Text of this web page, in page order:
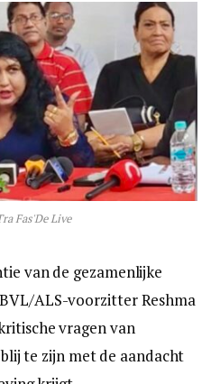
Fas'De Live
van de gezamenlijke
ALS-voorzitter Reshma
vragen van
te zijn met de aandacht